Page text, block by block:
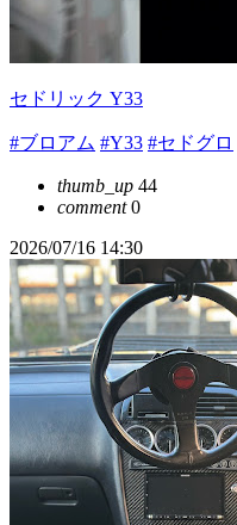
セドリック Y33
#ブロアム #Y33 #セドグロ
thumb_up 44
comment0
2026/07/16 14:30